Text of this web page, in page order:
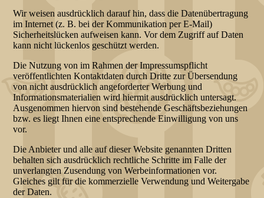
Wir weisen ausdrücklich darauf hin, dass die Datenübertragung
im Internet (z. B. bei der Kommunikation per E-Mail)
Sicherheitslücken aufweisen kann. Vor dem Zugriff auf Daten
kann nicht lückenlos geschützt werden.
Die Nutzung von im Rahmen der Impressumspflicht
veröffentlichten Kontaktdaten durch Dritte zur Übersendung
von nicht ausdrücklich angeforderter Werbung und
Informationsmaterialien wird hiermit ausdrücklich untersagt.
Ausgenommen hiervon sind bestehende Geschäftsbeziehungen
bzw. es liegt Ihnen eine entsprechende Einwilligung von uns
vor.
Die Anbieter und alle auf dieser Website genannten Dritten
behalten sich ausdrücklich rechtliche Schritte im Falle der
unverlangten Zusendung von Werbeinformationen vor.
Gleiches gilt für die kommerzielle Verwendung und Weitergabe
der Daten.